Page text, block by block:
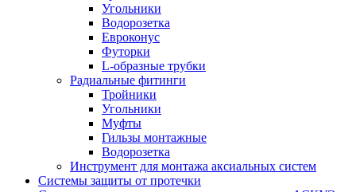
Угольники
Водорозетка
Евроконус
Футорки
L-образные трубки
Радиальные фитинги
Тройники
Угольники
Муфты
Гильзы монтажные
Водорозетка
Инструмент для монтажа аксиальных систем
Системы защиты от протечки